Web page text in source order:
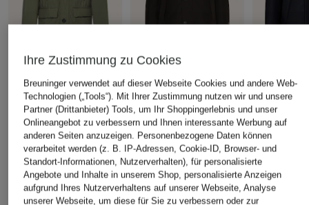
Daunenparka CLOUD
ARCTIC
CHF 510
Ursprünglich:CHF 830
Daunenparka
CHF 610
Ursprünglich:CHF 1'090
Jacke
CHF 1'380
Ursprünglich:
ÄHNLICHE ARTIKEL ENTDECKEN
Ihre Zustimmung zu Cookies
Breuninger verwendet auf dieser Webseite Cookies und andere Web-
Technologien („Tools“). Mit Ihrer Zustimmung nutzen wir und unsere
Partner (Drittanbieter) Tools, um Ihr Shoppingerlebnis und unser
Onlineangebot zu verbessern und Ihnen interessante Werbung auf
anderen Seiten anzuzeigen. Personenbezogene Daten können
verarbeitet werden (z. B. IP-Adressen, Cookie-ID, Browser- und
Standort-Informationen, Nutzerverhalten), für personalisierte
Angebote und Inhalte in unserem Shop, personalisierte Anzeigen
aufgrund Ihres Nutzerverhaltens auf unserer Webseite, Analyse
unserer Webseite, um diese für Sie zu verbessern oder zur